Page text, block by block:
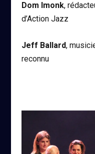
Dom Imonk,
d’Action Jazz
Jeff Ballard,
reconnu